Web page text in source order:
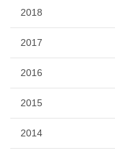
2018
2017
2016
2015
2014